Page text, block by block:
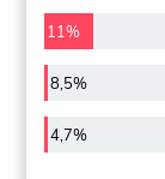
11%
8,5%
4,7%